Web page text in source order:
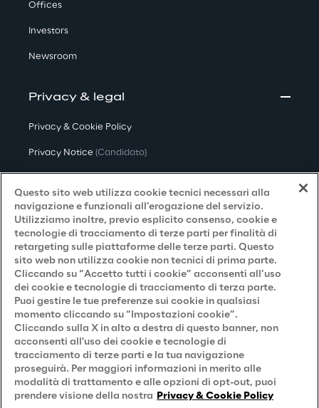
Offices
Investors
Newsroom
Privacy & legal
Privacy & Cookie Policy
Privacy Notice (Candidato)
Privacy Notice(Fornitore)
Privacy Notice (Marketing)
Accessibilità
Careers
Contacts
Questo sito web utilizza cookie tecnici necessari alla
navigazione e funzionali all’erogazione del servizio.
Utilizziamo inoltre, previo esplicito consenso, cookie e
tecnologie di tracciamento di terze parti per finalità di
retargeting sulle piattaforme delle terze parti. Questo
sito web non utilizza cookie non tecnici di prima parte.
Cliccando su “Accetto tutti i cookie” acconsenti all’uso
dei cookie e tecnologie di tracciamento di terza parte.
Puoi gestire le tue preferenze sui cookie in qualsiasi
momento cliccando su “Impostazioni cookie”.
Cliccando sulla X in alto a destra di questo banner, non
acconsenti all'uso dei cookie e tecnologie di
tracciamento di terze parti e la tua navigazione
proseguirà. Per maggiori informazioni in merito alle
modalità di trattamento e alle opzioni di opt-out, puoi
prendere visione della nostra Privacy & Cookie Policy